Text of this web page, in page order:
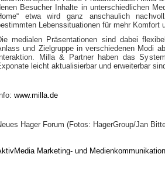
Besucher Inhalte in unterschiedlichen
etwa wird ganz anschaulich
Lebenssituationen für mehr Komfort
medialen Präsentationen sind dabei
und Zielgruppe in verschiedenen Modi
Milla & Partner haben das
leicht aktualisierbar und erweiterbar
www.milla.de
Hager Forum (Fotos: HagerGroup/Jan
Marketing- und